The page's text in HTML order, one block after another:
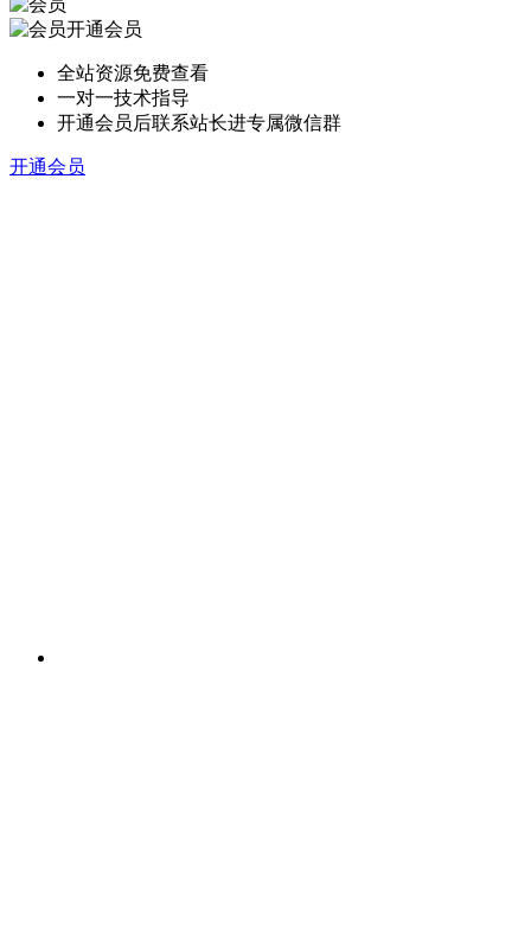
开通会员
全站资源免费查看
一对一技术指导
开通会员后联系站长进专属微信群
开通会员